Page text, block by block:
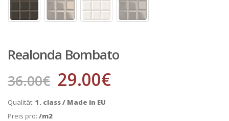
Realonda Bombato
36.00€ 29.00€
Qualität: 1. class / Made in EU
Preis pro: /m2